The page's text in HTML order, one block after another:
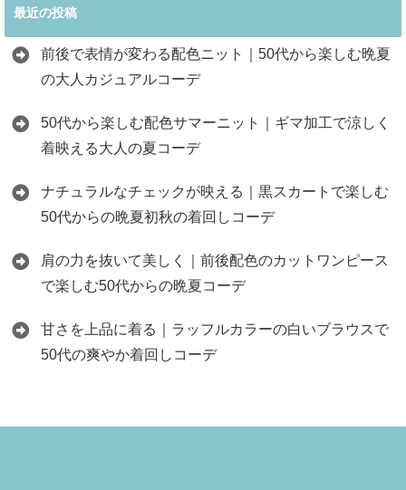
最近の投稿
前後で表情が変わる配色ニット｜50代から楽しむ晩夏
の大人カジュアルコーデ
50代から楽しむ配色サマーニット｜ギマ加工で涼しく
着映える大人の夏コーデ
ナチュラルなチェックが映える｜黒スカートで楽しむ
50代からの晩夏初秋の着回しコーデ
肩の力を抜いて美しく｜前後配色のカットワンピース
で楽しむ50代からの晩夏コーデ
甘さを上品に着る｜ラッフルカラーの白いブラウスで
50代の爽やか着回しコーデ